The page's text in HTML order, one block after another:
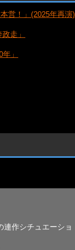
営！」(2025年再演)
走」
」
連作シチュエーショ